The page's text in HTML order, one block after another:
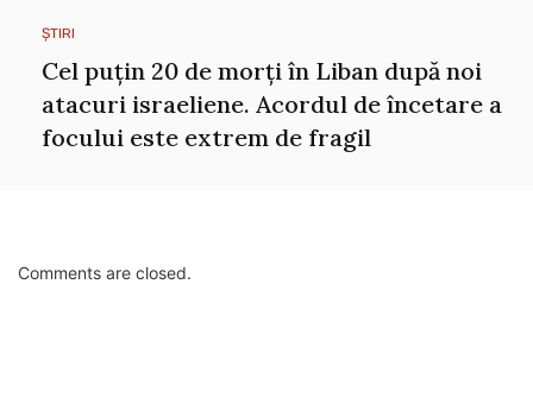
ȘTIRI
Cel puțin 20 de morți în Liban după noi
atacuri israeliene. Acordul de încetare a
focului este extrem de fragil
Comments are closed.